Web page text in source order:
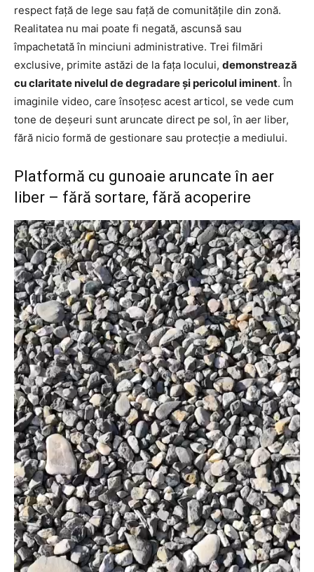
respect față de lege sau față de comunitățile din zonă.
Realitatea nu mai poate fi negată, ascunsă sau
împachetată în minciuni administrative. Trei filmări
exclusive, primite astăzi de la fața locului, demonstrează
cu claritate nivelul de degradare și pericolul iminent. În
imaginile video, care însoțesc acest articol, se vede cum
tone de deșeuri sunt aruncate direct pe sol, în aer liber,
fără nicio formă de gestionare sau protecție a mediului.
Platformă cu gunoaie aruncate în aer
liber – fără sortare, fără acoperire